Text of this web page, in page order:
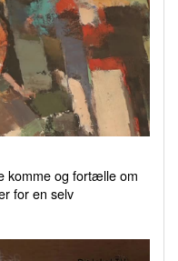
komme og fortælle om
for en selv